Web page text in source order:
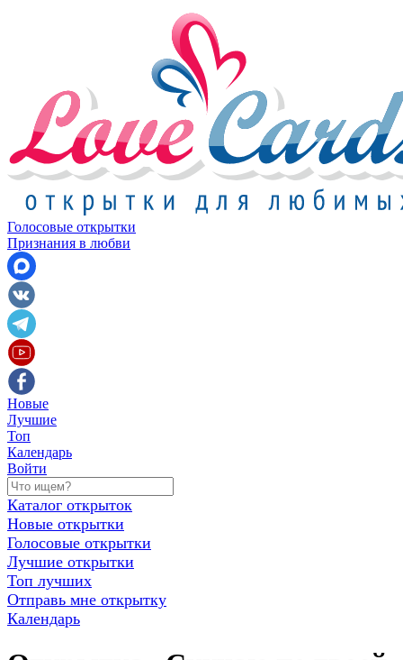
Голосовые открытки
Признания в любви
Новые
Лучшие
Топ
Календарь
Войти
Каталог открыток
Новые открытки
Голосовые открытки
Лучшие открытки
Топ лучших
Отправь мне открытку
Календарь